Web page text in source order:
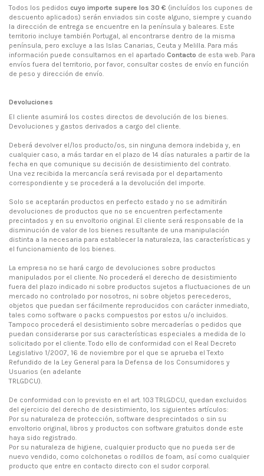
Todos los pedidos cuyo importe supere los 30 € (incluídos los cupones de
descuento aplicados) serán enviados sin coste alguno, siempre y cuando
la dirección de entrega se encuentre en la península y baleares. Este
territorio incluye también Portugal, al encontrarse dentro de la misma
península, pero excluye a las Islas Canarias, Ceuta y Melilla. Para más
información puede consultarnos en el apartado Contacto de esta web. Para
envíos fuera del territorio, por favor, consultar costes de envío en función
de peso y dirección de envío.
Devoluciones
El cliente asumirá los costes directos de devolución de los bienes.
Devoluciones y gastos derivados a cargo del cliente.
Deberá devolver el/los producto/os, sin ninguna demora indebida y, en
cualquier caso, a más tardar en el plazo de 14 días naturales a partir de la
fecha en que comunique su decisión de desistimiento del contrato.
Una vez recibida la mercancía será revisada por el departamento
correspondiente y se procederá a la devolución del importe.
Solo se aceptarán productos en perfecto estado y no se admitirán
devoluciones de productos que no se encuentren perfectamente
precintados y en su envoltorio original. El cliente será responsable de la
disminución de valor de los bienes resultante de una manipulación
distinta a la necesaria para establecer la naturaleza, las características y
el funcionamiento de los bienes.
La empresa no se hará cargo de devoluciones sobre productos
manipulados por el cliente. No procederá el derecho de desistimiento
fuera del plazo indicado ni sobre productos sujetos a fluctuaciones de un
mercado no controlado por nosotros, ni sobre objetos perecederos,
objetos que puedan ser fácilmente reproducidos con carácter inmediato,
tales como software o packs compuestos por estos u/o incluidos.
Tampoco procederá el desistimiento sobre mercaderías o pedidos que
puedan considerarse por sus características especiales a medida de lo
solicitado por el cliente. Todo ello de conformidad con el Real Decreto
Legislativo 1/2007, 16 de noviembre por el que se aprueba el Texto
Refundido de la Ley General para la Defensa de los Consumidores y
Usuarios (en adelante
TRLGDCU).
De conformidad con lo previsto en el art. 103 TRLGDCU, quedan excluidos
del ejercicio del derecho de desistimiento, los siguientes artículos:
Por su naturaleza de protección, software desprecintados o sin su
envoltorio original, libros y productos con software gratuitos donde este
haya sido registrado.
Por su naturaleza de higiene, cualquier producto que no pueda ser de
nuevo vendido, como colchonetas o rodillos de foam, así como cualquier
producto que entre en contacto directo con el sudor corporal.